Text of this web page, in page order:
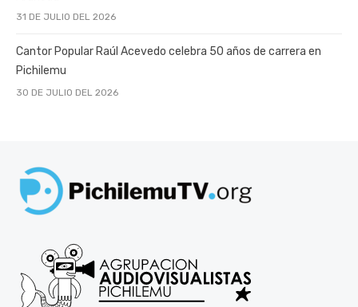
31 DE JULIO DEL 2026
Cantor Popular Raúl Acevedo celebra 50 años de carrera en
Pichilemu
30 DE JULIO DEL 2026